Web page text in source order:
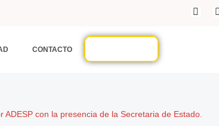
CONTACTO
con la presencia de la Secretaria de Estado.